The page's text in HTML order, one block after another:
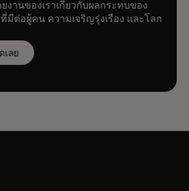
งานของเราเกี่ยวกับผลกระทบของ
มีต่อผู้คน ความเจริญรุ่งเรือง และโลก
เลย